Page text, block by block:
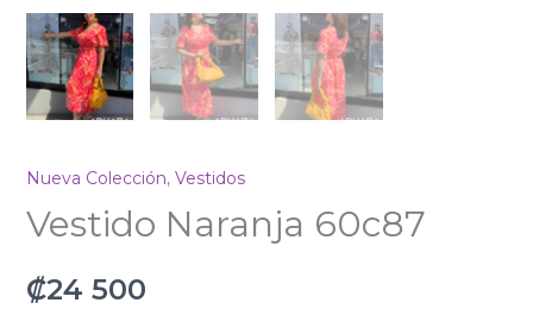
Nueva Colección, Vestidos
Vestido Naranja 60c87
₡24 500